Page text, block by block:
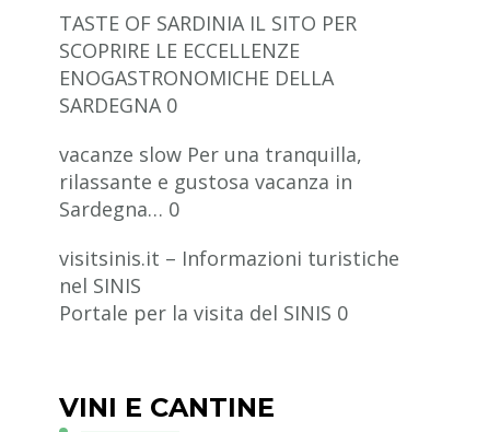
TASTE OF SARDINIA IL SITO PER
SCOPRIRE LE ECCELLENZE
ENOGASTRONOMICHE DELLA
SARDEGNA 0
vacanze slow Per una tranquilla,
rilassante e gustosa vacanza in
Sardegna… 0
visitsinis.it – Informazioni turistiche
nel SINIS
Portale per la visita del SINIS 0
VINI E CANTINE